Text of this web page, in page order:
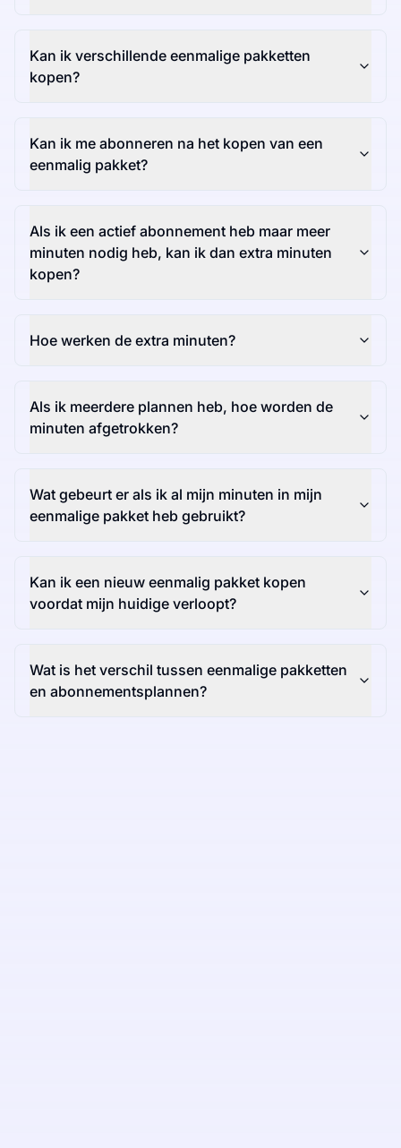
Kan ik verschillende eenmalige pakketten
kopen?
Kan ik me abonneren na het kopen van een
eenmalig pakket?
Als ik een actief abonnement heb maar meer
minuten nodig heb, kan ik dan extra minuten
kopen?
Hoe werken de extra minuten?
Als ik meerdere plannen heb, hoe worden de
minuten afgetrokken?
Wat gebeurt er als ik al mijn minuten in mijn
eenmalige pakket heb gebruikt?
Kan ik een nieuw eenmalig pakket kopen
voordat mijn huidige verloopt?
Wat is het verschil tussen eenmalige pakketten
en abonnementsplannen?